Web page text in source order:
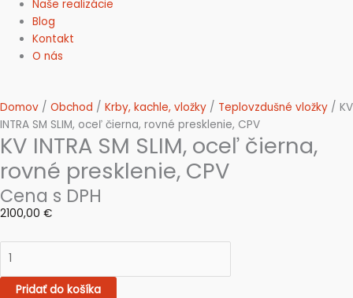
Naše realizácie
Blog
Kontakt
O nás
Domov / Obchod / Krby, kachle, vložky / Teplovzdušné vložky / KV
INTRA SM SLIM, oceľ čierna, rovné presklenie, CPV
KV INTRA SM SLIM, oceľ čierna,
rovné presklenie, CPV
Cena s DPH
2100,00 €
Pridať do košíka